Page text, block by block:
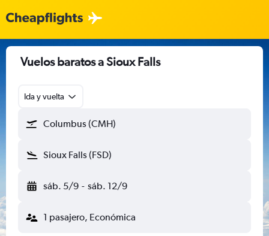
Vuelos baratos a Sioux Falls
Ida y vuelta
Columbus (CMH)
Sioux Falls (FSD)
sáb. 5/9 - sáb. 12/9
1 pasajero, Económica